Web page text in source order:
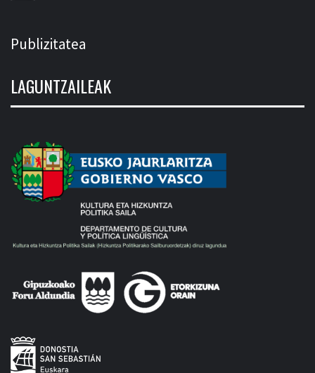
Publizitatea
LAGUNTZAILEAK